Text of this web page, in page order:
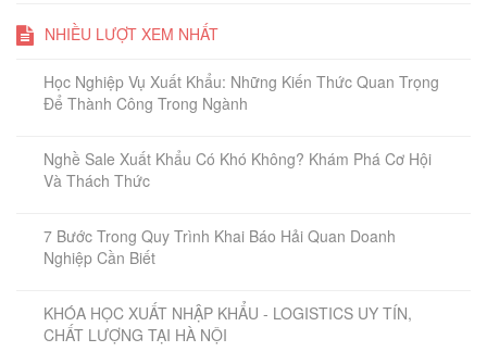
NHIỀU LƯỢT XEM NHẤT
Học Nghiệp Vụ Xuất Khẩu: Những Kiến Thức Quan Trọng
Để Thành Công Trong Ngành
Nghề Sale Xuất Khẩu Có Khó Không? Khám Phá Cơ Hội
Và Thách Thức
7 Bước Trong Quy Trình Khai Báo Hải Quan Doanh
Nghiệp Cần Biết
KHÓA HỌC XUẤT NHẬP KHẨU - LOGISTICS UY TÍN,
CHẤT LƯỢNG TẠI HÀ NỘI